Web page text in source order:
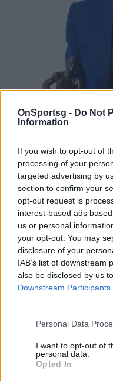
OnSportsg - Do Not
Information
If you wish to opt-out of
processing of your
targeted advertising by
section to confirm your
opt-out request is
interest-based ads
us or personal
your opt-out. You may
disclosure of your
IAB’s list of downstream
also be disclosed by us
Downstream Participants
Personal Data
I want to opt-out of
personal data.
Opted In
γυμναστήριο» (video)